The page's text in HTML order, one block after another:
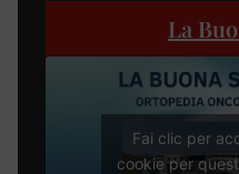
La
Fai clic per
cookie per